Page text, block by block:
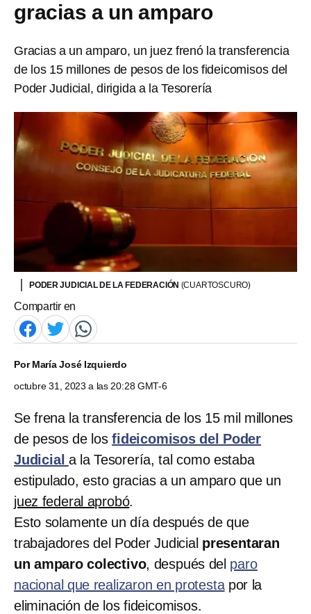
gracias a un amparo
Gracias a un amparo, un juez frenó la transferencia
de los 15 millones de pesos de los fideicomisos del
Poder Judicial, dirigida a la Tesorería
PODER JUDICIAL DE LA FEDERACIÓN (CUARTOSCURO)
Compartir en
PorMaría José Izquierdo
octubre 31, 2023 a las 20:28 GMT-6
Se frena la transferencia de los 15 mil millones
de pesos de losfideicomisos del Poder
Judicial a la Tesorería, tal como estaba
estipulado, esto gracias a un amparo que un
juez federal aprobó.
Esto solamente un día después de que
trabajadores del Poder Judicial presentaran
un amparo colectivo, después del paro
nacional que realizaron en protestapor la
eliminación de los fideicomisos.